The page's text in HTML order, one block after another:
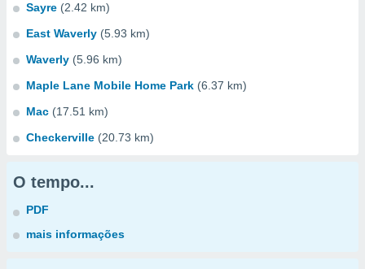
Sayre (2.42 km)
East Waverly (5.93 km)
Waverly (5.96 km)
Maple Lane Mobile Home Park (6.37 km)
Mac (17.51 km)
Checkerville (20.73 km)
O tempo...
PDF
mais informações